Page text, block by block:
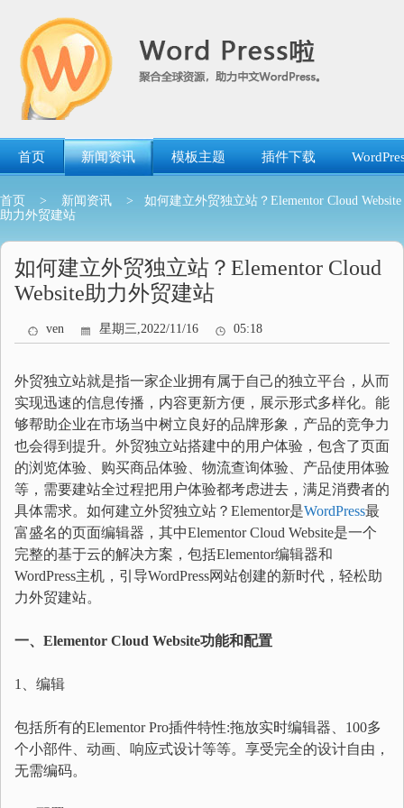
首页 新闻资讯 模板主题 插件下载
首页 > 新闻资讯
> 如何建立外贸独立站？Elementor Cloud Website
助力外贸建站
如何建立外贸独立站？Elementor Cloud
Website助力外贸建站
ven 星期三,2022/11/16 05:18
外贸独立站就是指一家企业拥有属于自己的独立平台，从而
实现迅速的信息传播，内容更新方便，展示形式多样化。能
够帮助企业在市场当中树立良好的品牌形象，产品的竞争力
也会得到提升。外贸独立站搭建中的用户体验，包含了页面
的浏览体验、购买商品体验、物流查询体验、产品使用体验
等，需要建站全过程把用户体验都考虑进去，满足消费者的
具体需求。如何建立外贸独立站？Elementor是WordPress最
富盛名的页面编辑器，其中Elementor Cloud Website是一个
完整的基于云的解决方案，包括Elementor编辑器和
WordPress主机，引导WordPress网站创建的新时代，轻松助
力外贸建站。
一、Elementor Cloud Website功能和配置
1、编辑
包括所有的Elementor Pro插件特性:拖放实时编辑器、100多
个小部件、动画、响应式设计等等。享受完全的设计自由，
无需编码。